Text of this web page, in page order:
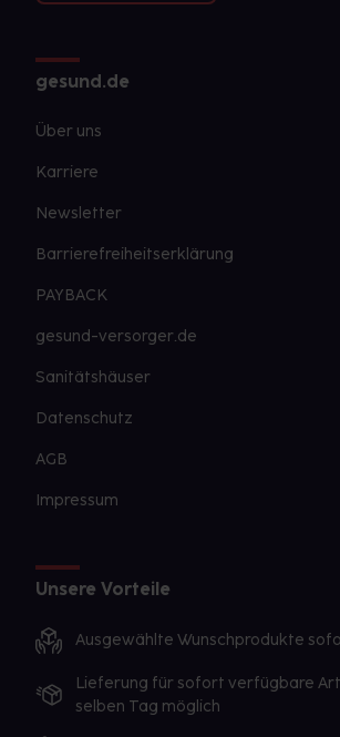
gesund.de
Über uns
Karriere
Newsletter
Barrierefreiheitserklärung
PAYBACK
gesund-versorger.de
Sanitätshäuser
Datenschutz
AGB
Impressum
Unsere Vorteile
Ausgewählte Wunschprodukte
Lieferung für sofort verfügbare
selben Tag möglich